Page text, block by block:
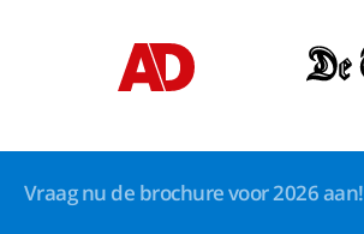
Vraag nu de brochure voor 2026 aan!